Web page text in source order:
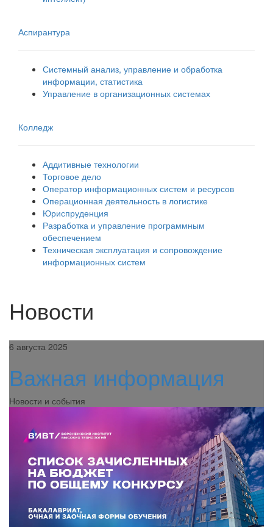
Аспирантура
Системный анализ, управление и обработка
информации, статистика
Управление в организационных системах
Колледж
Аддитивные технологии
Торговое дело
Оператор информационных систем и ресурсов
Операционная деятельность в логистике
Юриспруденция
Разработка и управление программным
обеспечением
Техническая эксплуатация и сопровождение
информационных систем
Новости
6 августа 2025
Важная информация
Новости и события